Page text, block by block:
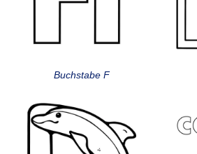
Buchstabe F